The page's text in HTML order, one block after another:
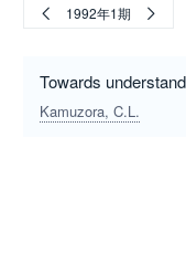
1992年1期
Towards
Kamuzora, C.L.